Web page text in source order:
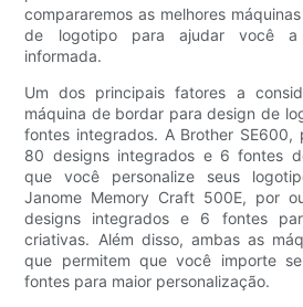
compararemos as melhores
de logotipo para ajudar você a
informada.
Um dos principais fatores a
máquina de bordar para design de
fontes integrados. A Brother SE600,
80 designs integrados e 6 fontes
que você personalize seus
Janome Memory Craft 500E, por
designs integrados e 6 fontes
criativas. Além disso, ambas as
que permitem que você importe
fontes para maior personalização.